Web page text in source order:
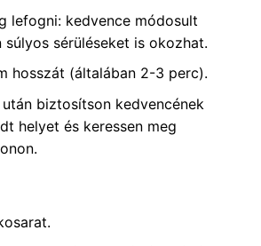
lefogni: kedvence módosult
sérüléseket is okozhat.
hosszát (általában 2-3 perc).
biztosítson kedvencének
helyet és keressen meg